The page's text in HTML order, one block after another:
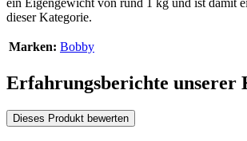
ein Eigengewicht von rund 1 kg und ist damit
dieser Kategorie.
Marken: Bobby
Erfahrungsberichte unserer
Dieses Produkt bewerten